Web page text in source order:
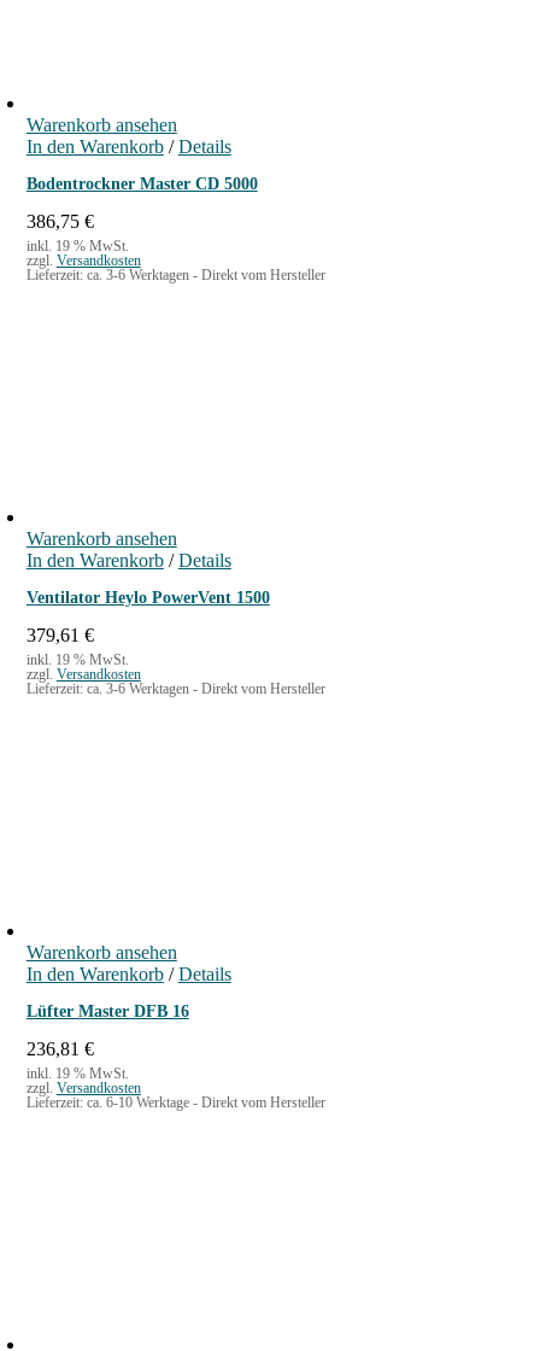
Warenkorb ansehen
In den Warenkorb / Details
Bodentrockner Master CD 5000
386,75 €
inkl. 19 % MwSt.
zzgl. Versandkosten
Lieferzeit: ca. 3-6 Werktagen - Direkt vom Hersteller
Warenkorb ansehen
In den Warenkorb / Details
Ventilator Heylo PowerVent 1500
379,61 €
inkl. 19 % MwSt.
zzgl. Versandkosten
Lieferzeit: ca. 3-6 Werktagen - Direkt vom Hersteller
Warenkorb ansehen
In den Warenkorb / Details
Lüfter Master DFB 16
236,81 €
inkl. 19 % MwSt.
zzgl. Versandkosten
Lieferzeit: ca. 6-10 Werktage - Direkt vom Hersteller